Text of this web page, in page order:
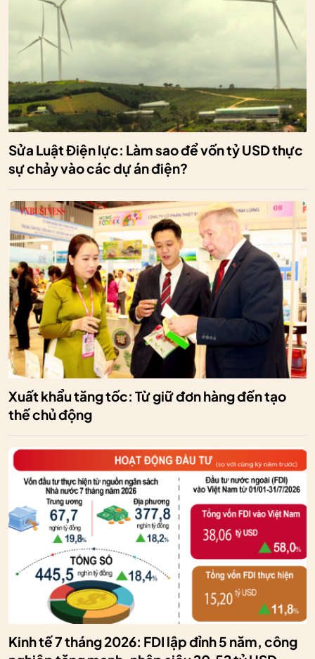
Sửa Luật Điện lực: Làm sao để vốn tỷ USD thực
sự chảy vào các dự án điện?
Xuất khẩu tăng tốc: Từ giữ đơn hàng đến tạo
thế chủ động
Kinh tế 7 tháng 2026: FDI lập đỉnh 5 năm, công